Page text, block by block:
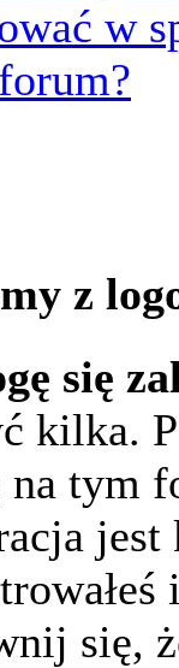
w
z
się
kilka.
na tym
się,